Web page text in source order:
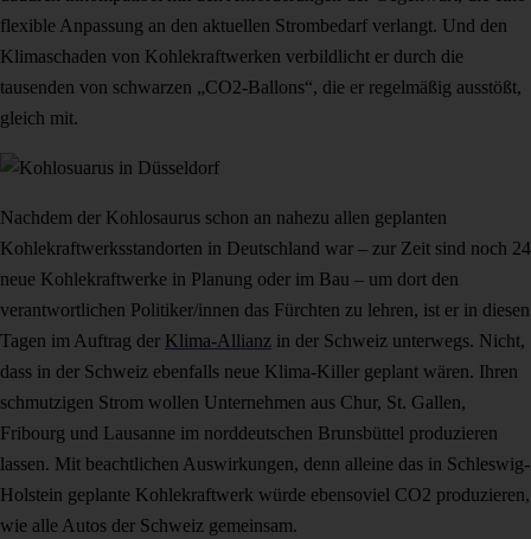
flexible Anpassung an den aktuellen Strombedarf verlangt. Und den
Klimaschaden von Kohlekraftwerken verbildlicht er durch die
tausenden von schwarzen „CO2-Ballons“, die er regelmäßig ausstößt,
gleich mit.
Nachdem der Kohlosaurus schon an nahezu allen geplanten
Kohlekraftwerksstandorten in Deutschland war – zur Zeit sind noch 24
neue Kohlekraftwerke in Planung oder im Bau – um dort den
verantwortlichen Politiker/innen das Fürchten zu lehren, ist er in diesen
Tagen im Auftrag der Klima-Allianz in der Schweiz unterwegs. Nicht,
dass in der Schweiz ebenfalls neue Klima-Killer geplant wären. Ihren
schmutzigen Strom wollen Unternehmen aus Chur, St. Gallen,
Fribourg und Lausanne im norddeutschen Brunsbüttel produzieren
lassen. Mit beachtlichen Auswirkungen, denn alleine das in Schleswig-
Holstein geplante Kohlekraftwerk würde ebensoviel CO2 produzieren,
wie alle Autos der Schweiz gemeinsam.